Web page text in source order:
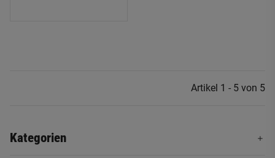
Artikel 1 - 5 von 5
Kategorien